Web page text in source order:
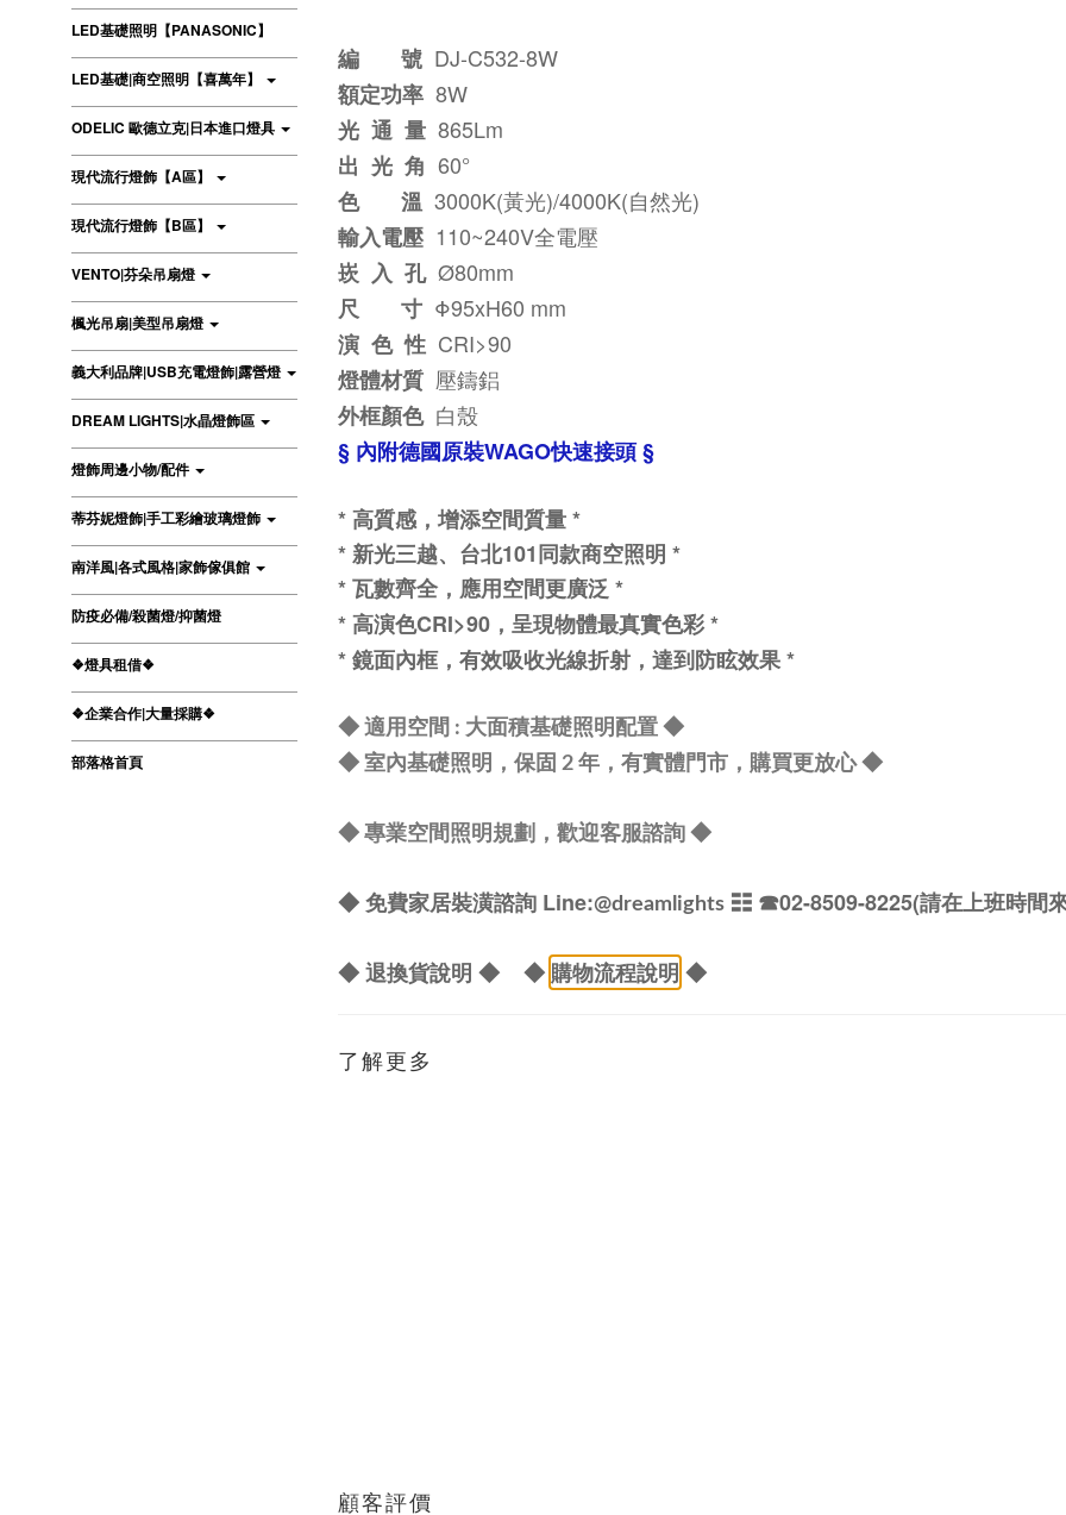
LED基礎照明【PANASONIC】
LED基礎|商空照明【喜萬年】
ODELIC 歐德立克|日本進口燈具
現代流行燈飾【A區】
現代流行燈飾【B區】
VENTO|芬朵吊扇燈
楓光吊扇|美型吊扇燈
義大利品牌|USB充電燈飾|露營燈
DREAM LIGHTS|水晶燈飾區
燈飾周邊小物/配件
蒂芬妮燈飾|手工彩繪玻璃燈飾
南洋風|各式風格|家飾傢俱館
防疫必備/殺菌燈/抑菌燈
❖燈具租借❖
❖企業合作|大量採購❖
部落格首頁
編 號 DJ-C532-8W
額定功率 8W
光 通 量 865Lm
出 光 角 60°
色 溫 3000K(黃光)/4000K(自然光)
輸入電壓 110~240V全電壓
崁 入 孔 Ø80mm
尺 寸 Φ95xH60 mm
演 色 性 CRI>90
燈體材質 壓鑄鋁
外框顏色 白殼
§ 內附德國原裝WAGO快速接頭§
* 高質感，增添空間質量*
* 新光三越、台北101同款商空照明 *
* 瓦數齊全，應用空間更廣泛 *
* 高演色CRI>90，呈現物體最真實色彩 *
* 鏡面內框，有效吸收光線折射，達到防眩效果 *
◆ 適用空間 : 大面積基礎照明配置 ◆
◆ 室內基礎照明，保固 2 年，有實體門市，購買更放心◆
◆ 專業空間照明規劃，歡迎客服諮詢 ◆
◆ 免費家居裝潢諮詢 Line:@dreamlights ☷ ☎02-8509-8225(請在上班時間
◆退換貨說明 ◆ ◆ 購物流程說明 ◆
了解更多
顧客評價